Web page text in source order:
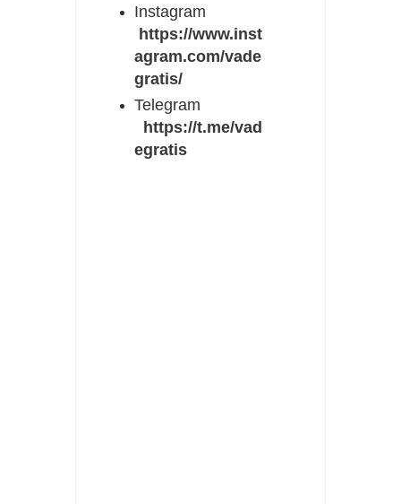
Instagram
https://www.inst
agram.com/vade
gratis/
Telegram
https://t.me/vad
egratis